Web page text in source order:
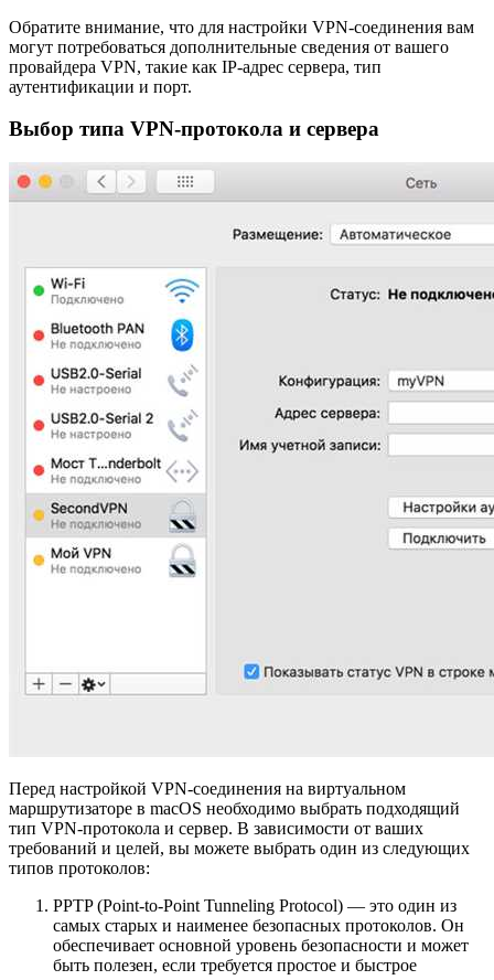
Обратите внимание, что для настройки VPN-соединения вам
могут потребоваться дополнительные сведения от вашего
провайдера VPN, такие как IP-адрес сервера, тип
аутентификации и порт.
Выбор типа VPN-протокола и сервера
Перед настройкой VPN-соединения на виртуальном
маршрутизаторе в macOS необходимо выбрать подходящий
тип VPN-протокола и сервер. В зависимости от ваших
требований и целей, вы можете выбрать один из следующих
типов протоколов:
PPTP (Point-to-Point Tunneling Protocol) — это один из
самых старых и наименее безопасных протоколов. Он
обеспечивает основной уровень безопасности и может
быть полезен, если требуется простое и быстрое